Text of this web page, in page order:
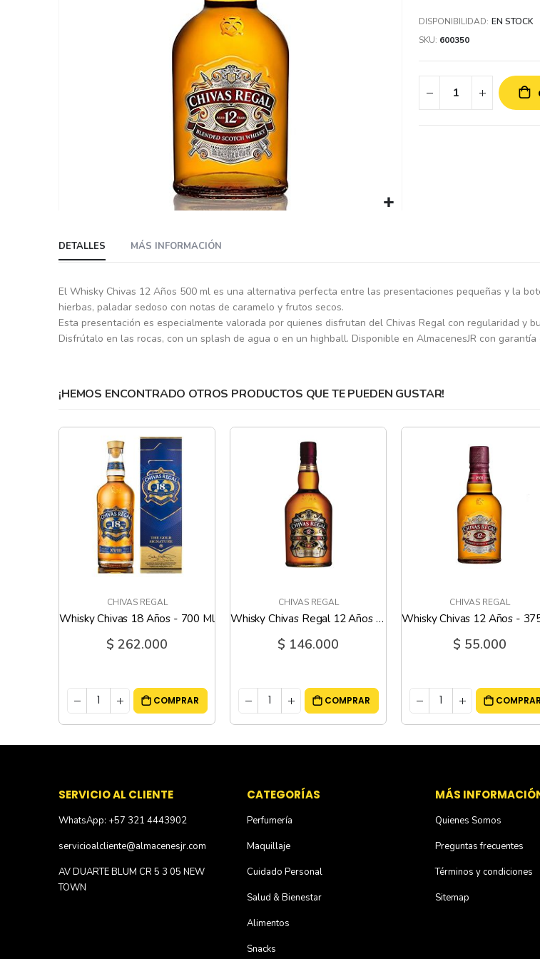
the
beginning
the
images
gallery
DISPONIBILIDAD: EN STOCK
SKU 600350
DETALLES
El Whisky Chivas 12 Años 500 ml es una alternativa perfecta entre las presentaciones pequeñas y la
hierbas, paladar sedoso con notas de caramelo y frutos secos.
Esta presentación es especialmente valorada por quienes disfrutan del Chivas Regal con regularidad y
Disfrútalo en las rocas, con un splash de agua o en un highball. Disponible en AlmacenesJR con
MÁS INFORMACIÓN
¡HEMOS ENCONTRADO OTROS PRODUCTOS QUE TE PUEDEN GUSTAR!
CHIVAS REGAL
Whisky Chivas Regal 12 Años - 1 Litro
$ 146.000
COMPRAR
CHIVAS REGAL
Whisky Chivas 12 Años - 375 Ml
$ 55.000
COMPRAR
CHIVAS REGAL
Whisky Chivas 12 Años -
$ 110.000
COMPRAR
SERVICIO AL CLIENTE
WhatsApp: +57 321 4443902
servicioalcliente@almacenesjr.com
AV DUARTE BLUM CR 5 3 05 NEW
TOWN
CATEGORÍAS
Perfumería
Maquillaje
Cuidado Personal
Salud & Bienestar
Alimentos
Snacks
MÁS
Quienes Somos
Preguntas frecuentes
Términos y condiciones
Sitemap